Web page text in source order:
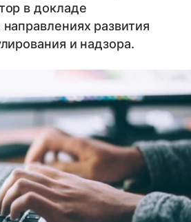
в докладе
развития
и надзора.